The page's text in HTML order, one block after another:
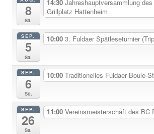
8
Sa.
14:30 Jahreshauptversammlung
Grillplatz Hattenheim
SEP.
5
Sa.
10:00 3. Fuldaer Spätleseturnier
SEP.
6
So.
10:00 Traditionelles Fuldaer Boule-
SEP.
26
Sa.
11:00 Vereinsmeisterschaft des BC